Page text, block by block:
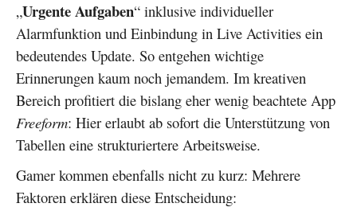
„Urgente Aufgaben“ inklusive individueller
Alarmfunktion und Einbindung in Live Activities ein
bedeutendes Update. So entgehen wichtige
Erinnerungen kaum noch jemandem. Im kreativen
Bereich profitiert die bislang eher wenig beachtete App
Freeform: Hier erlaubt ab sofort die Unterstützung von
Tabellen eine strukturiertere Arbeitsweise.
Gamer kommen ebenfalls nicht zu kurz: Mehrere
Faktoren erklären diese Entscheidung: